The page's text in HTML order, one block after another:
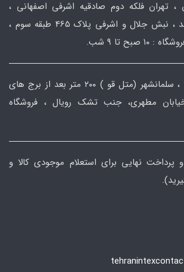
تهران فلکه دوم صادقیه اشرفی اصفهانی ،
ابتدای جلال آل احمد ، نبش جلال و اشرفی پلاک 465 طبقه سوم ،
شعبه دوم : مازندران ، سلمانشهر (متل قو ) ۲۰۰ متر بعد از برج های
مطهری، جنب تشک رویال ، فروشگاه
پرداخت نهایی برای استعلام موجودی کالا و